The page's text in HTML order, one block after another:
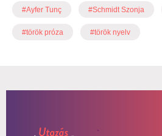
#Ayfer Tunç #Schmidt Szonja
#török próza #török nyelv